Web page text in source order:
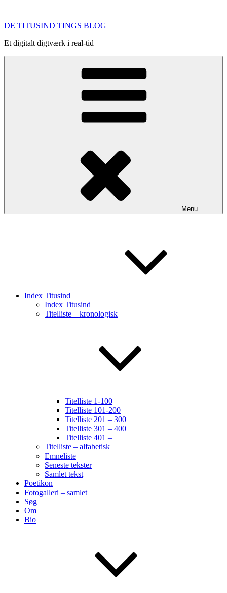
indhold
DE TITUSIND TINGS BLOG
Et digitalt digtværk i real-tid
Menu
Index Titusind
Index Titusind
Titelliste – kronologisk
Titelliste 1-100
Titelliste 101-200
Titelliste 201 – 300
Titelliste 301 – 400
Titelliste 401 –
Titelliste – alfabetisk
Emneliste
Seneste tekster
Samlet tekst
Poetikon
Fotogalleri – samlet
Søg
Om
Bio